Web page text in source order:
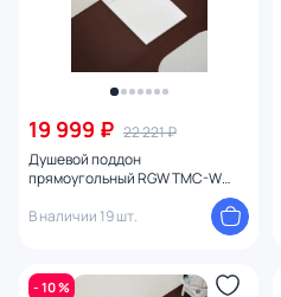
19 999 ₽ 22 221 ₽
Душевой поддон
прямоугольный RGW TMC-W
В наличии 19 шт.
- 10 %